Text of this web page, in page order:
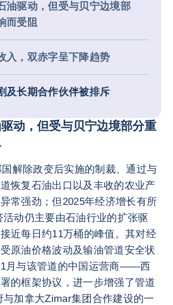
油驱动，但受与贝宁边境部
而受阻
入，双赤字呈下降趋势
及长期合作伙伴被排斥
动，但受与贝宁边境部分重
解除政变后实施的制裁、通过与
恢复石油出口以及丰收的农业产
常强劲；但2025年经济增长有所
动仍主要由石油行业的扩张驱
近每日约11万桶的峰值。其对经
原油价格波动及输油管道安全状
月与该管道的中国运营商——西
的框架协议，进一步增强了管道
加拿大Zimar集团合作建设的一